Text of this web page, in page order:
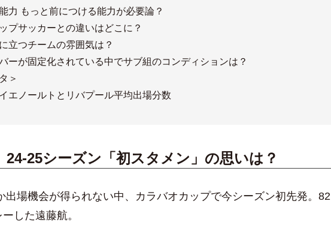
力 もっと前につける能力が必要論？
プサッカーとの違いはどこに？
立つチームの雰囲気は？
バーが固定化されている中でサブ組のコンディションは？
＞
イエノールトとリバプール平均出場分数
24-25シーズン「初スタメン」の思いは？
場機会が得られない中、カラバオカップで今シーズン初先発。82
した遠藤航。